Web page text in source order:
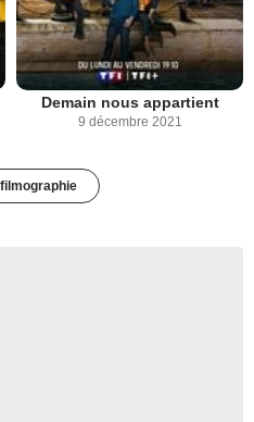
Demain nous appartient
9 décembre 2021